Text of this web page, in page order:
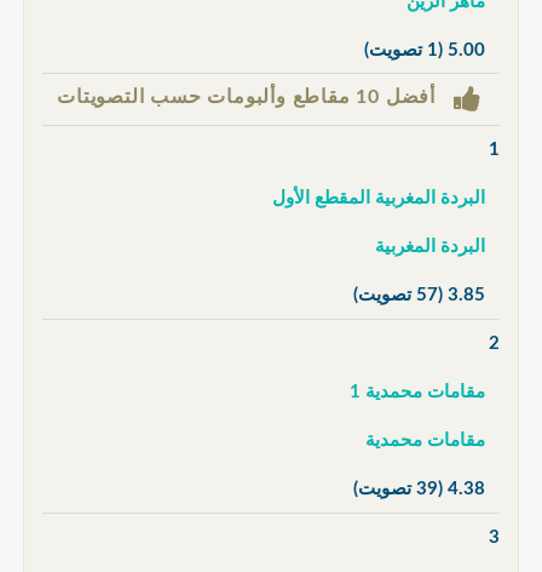
5.00 (1 تصويت)
أفضل 10 مقاطع وألبومات حسب التصويتات
1
البردة المغربية المقطع الأول
البردة المغربية
3.85 (57 تصويت)
2
مقامات محمدية 1
مقامات محمدية
4.38 (39 تصويت)
3